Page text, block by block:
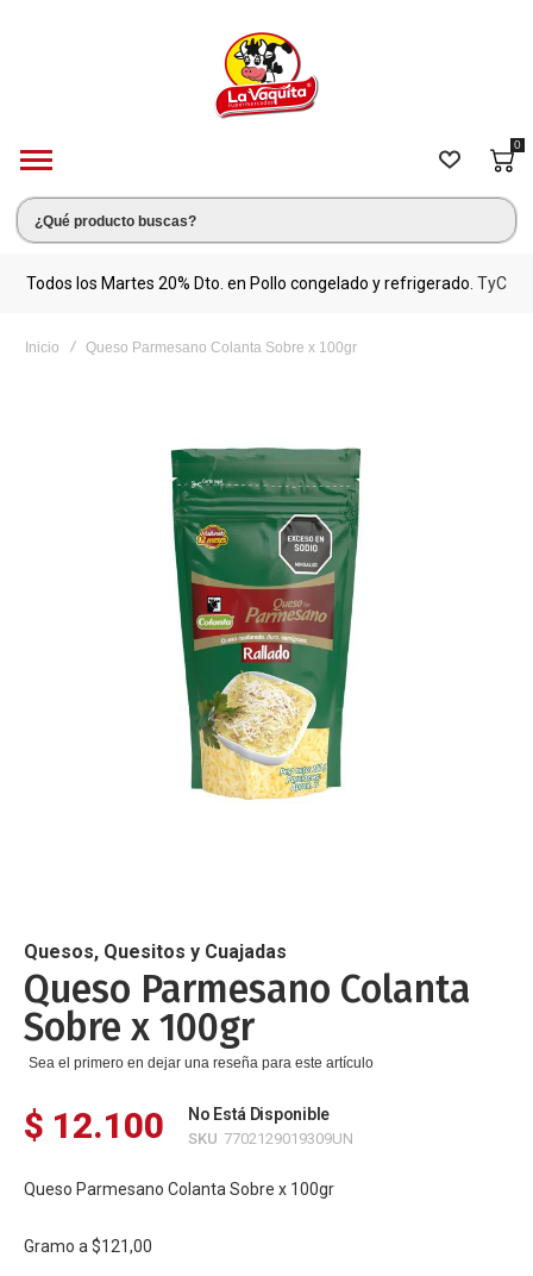
0
Todos los Martes 20% Dto. en Pollo congelado y refrigerado. TyC
Inicio Queso Parmesano Colanta Sobre x 100gr
de
la
galería
de
imágenes
Quesos, Quesitos y Cuajadas
Queso Parmesano Colanta
Sobre x 100gr
Sea el primero en dejar una reseña para este artículo
$ 12.100 No Está Disponible
SKU 7702129019309UN
Queso Parmesano Colanta Sobre x 100gr
Gramo a $121,00